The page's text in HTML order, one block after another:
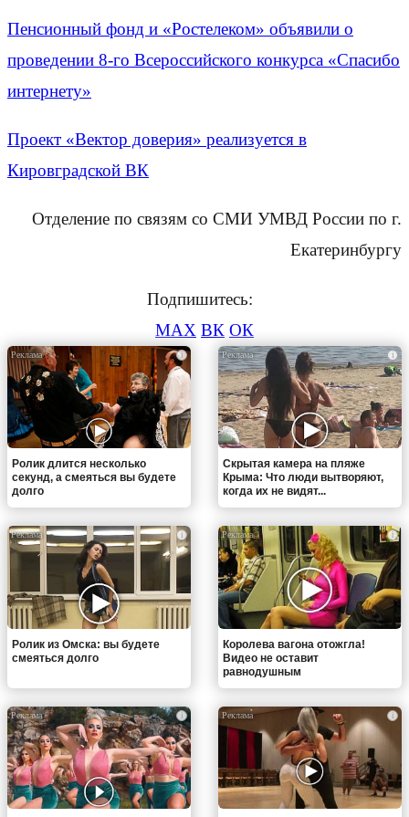
Пенсионный фонд и «Ростелеком» объявили о
проведении 8-го Всероссийского конкурса «Спасибо
интернету»
Проект «Вектор доверия» реализуется в
Кировградской ВК
Отделение по связям со СМИ УМВД России по г.
Екатеринбургу
Подпишитесь:
MAX ВК ОК
i
Ролик длится несколько
секунд, а смеяться вы будете
долго
i
Скрытая камера на пляже
Крыма: Что люди вытворяют,
когда их не видят...
i
Ролик из Омска: вы будете
смеяться долго
i
Королева вагона отожгла!
Видео не оставит
равнодушным
i i